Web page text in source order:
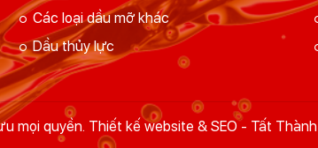
Các loại dầu mỡ khác
Dầu thủy lực
mọi quyền. Thiết kế website & SEO - Tất Thành